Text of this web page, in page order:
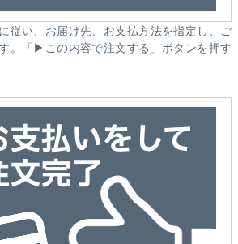
従い、お届け先、お支払方法を指定し、ご
。「▶この内容で注文する」ボタンを押す